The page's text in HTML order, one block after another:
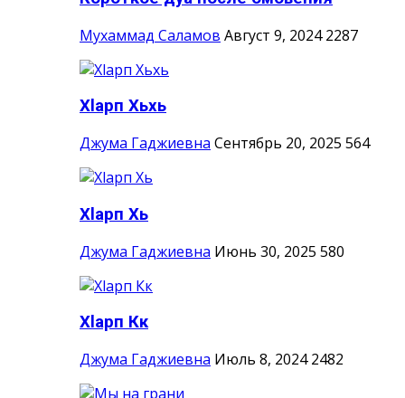
Мухаммад Саламов Август 9, 2024 2287
Хlарп Хьхь
Джума Гаджиевна Сентябрь 20, 2025 564
Хlарп Хь
Джума Гаджиевна Июнь 30, 2025 580
Хlарп Кк
Джума Гаджиевна Июль 8, 2024 2482